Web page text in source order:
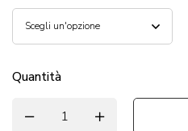
Quantità